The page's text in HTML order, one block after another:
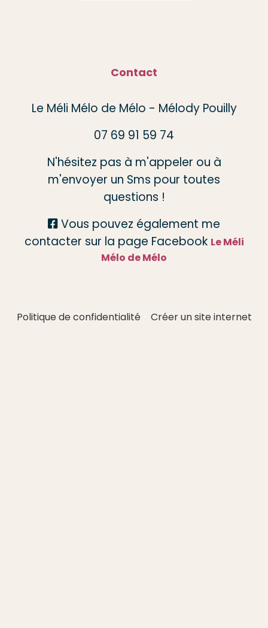
Contact
Le Méli Mélo de Mélo - Mélody Pouilly
07 69 91 59 74
N'hésitez pas à m'appeler ou à
m'envoyer un Sms pour toutes
questions !
 Vous pouvez également me
contacter sur la page Facebook Le Méli
Mélo de Mélo
Politique de confidentialité Créer un site internet